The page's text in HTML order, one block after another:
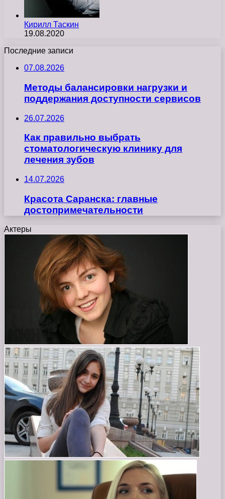
Кирилл Таскин
19.08.2020
Последние записи
07.08.2026
Методы балансировки нагрузки и
поддержания доступности сервисов
26.07.2026
Как правильно выбрать
стоматологическую клинику для
лечения зубов
14.07.2026
Красота Саранска: главные
достопримечательности
Актеры